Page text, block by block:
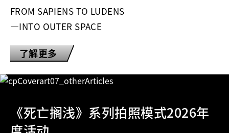
FROM SAPIENS TO LUDENS
―INTO OUTER SPACE
了解更多
《死亡搁浅》系列拍照模式2026年